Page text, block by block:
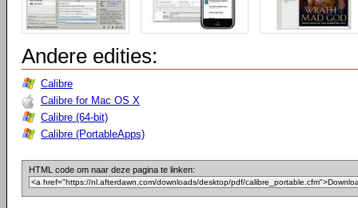
Andere edities:
Calibre
Calibre for Mac OS X
Calibre (64-bit)
Calibre (PortableApps)
HTML code om naar deze pagina te linken: